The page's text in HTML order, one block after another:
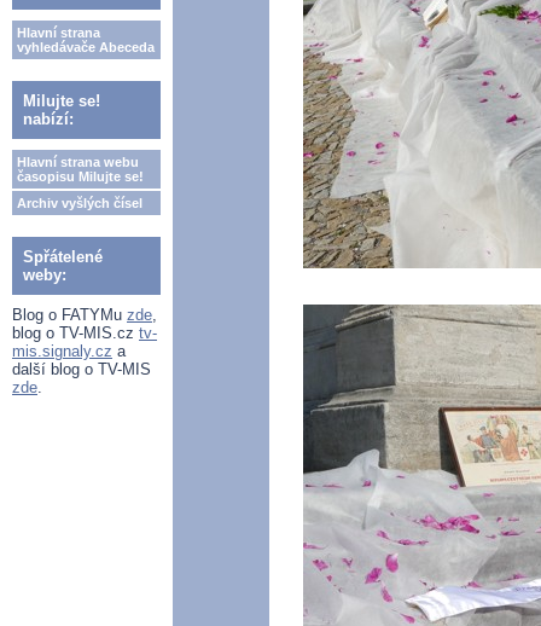
Hlavní strana
vyhledávače Abeceda
Milujte se!
nabízí:
Hlavní strana webu
časopisu Milujte se!
Archiv vyšlých čísel
Spřátelené
weby:
Blog o FATYMu zde,
blog o TV-MIS.cz tv-
mis.signaly.cz a
další blog o TV-MIS
zde.